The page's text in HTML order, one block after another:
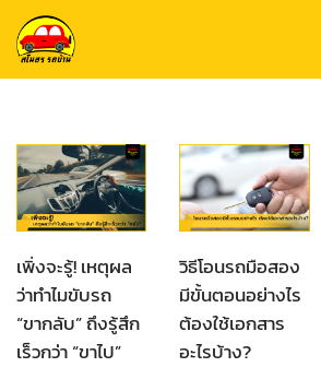
Skip
to
เพิ่งจะรู้! เหตุผล
ว่าทำไมขับรถ
“ขากลับ” ถึงรู้สึก
เร็วกว่า “ขาไป”
วิธีโอนรถมือสอง
มีขั้นตอนอย่างไร
ต้องใช้เอกสาร
อะไรบ้าง?